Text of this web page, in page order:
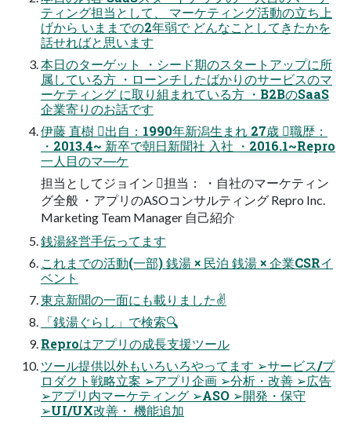
ティング担当として、 マーケティング活動の立ち上
げから いままでの2年弱で どんなことしてきたかを
話せればと思います
本日のターゲット ・シード期のスタートアップに所
属している方 ・ローンチしたばかりのサービスのマ
ーケティング に取り組まれている方 ・B2BのSaaS
企業寄りのお話です
伊藤 直樹 出自：1990年新潟生まれ 27歳 職歴：
・2013.4~ 新卒で朝日新聞社 入社 ・2016.1~Repro
一人目のマ―ケ
担当としてジョイン 担当： ・自社のマーケティン
グ全般 ・アプリのASOコンサルティング Repro Inc.
Marketing Team Manager 自己紹介
銭湯経営手伝ってます
これまでの活動(一部) 銭湯 × 民泊 銭湯 × 企業CSRイ
ベント
東京新聞の一面にも載りました✌
「銭湯ぐらし」で検索🔍
Reproはアプリの成長支援ツール
ツール提供以外もいろいろやってます ➢サービス/プ
ロダクト戦略立案 ➢アプリ企画 ➢分析・改善 ➢広告
➢アプリ内マーケティング ➢ASO ➢開発・保守
➢UI/UX改善・ 機能追加